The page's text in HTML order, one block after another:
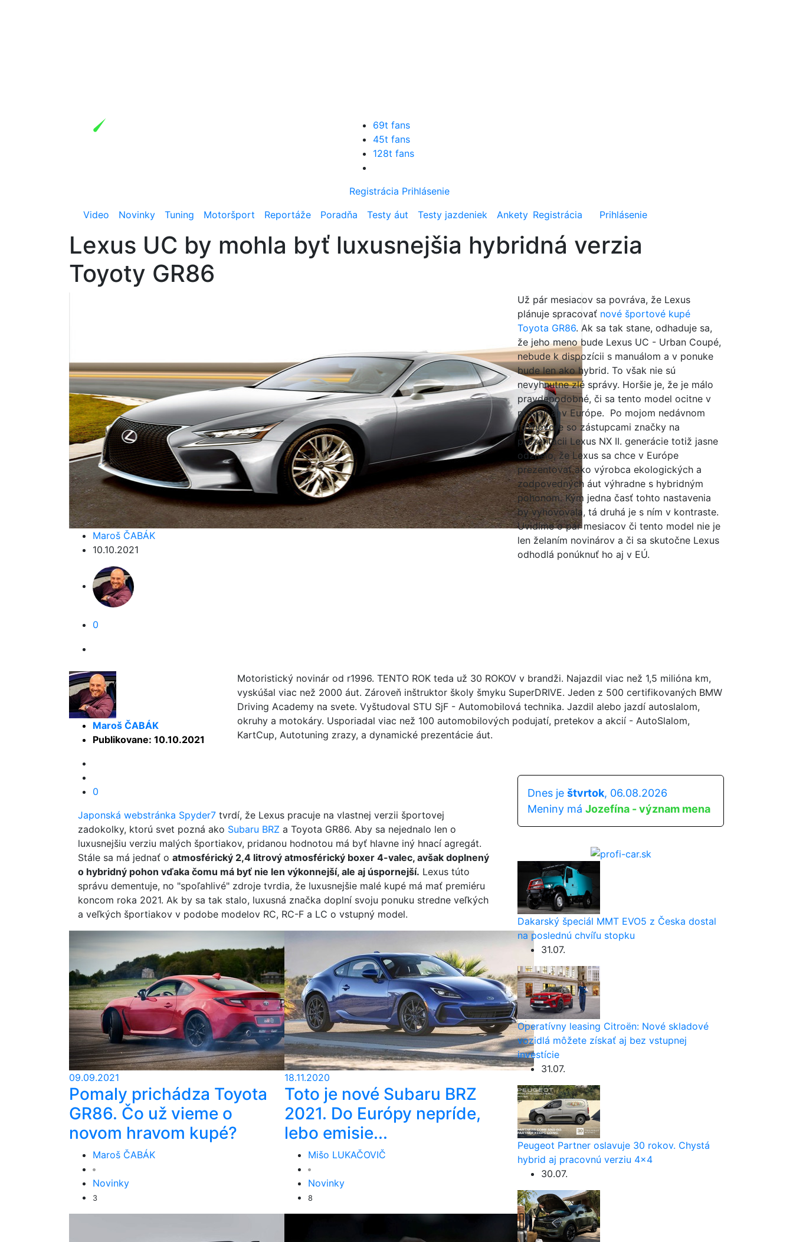
69t fans
45t fans
128t fans
Registrácia Prihlásenie
Video
Novinky Tuning Motoršport Reportáže Poradňa Testy áut Testy jazdeniek Ankety Registrácia Prihlásenie
Lexus UC by mohla byť luxusnejšia hybridná verzia
Toyoty GR86
Maroš ČABÁK
10.10.2021
0
Už pár mesiacov sa povráva, že Lexus
plánuje spracovať nové športové kupé
Toyota GR86. Ak sa tak stane, odhaduje sa,
že jeho meno bude Lexus UC - Urban Coupé,
nebude k dispozícii s manuálom a v ponuke
bude len ako hybrid. To však nie sú
nevyhnutne zlé správy. Horšie je, že je málo
pravdepodobné, či sa tento model ocitne v
predaji aj v Európe. Po mojom nedávnom
rozhovore so zástupcami značky na
prezentácii Lexus NX II. generácie totiž jasne
odznelo, že Lexus sa chce v Európe
prezentovať ako výrobca ekologických a
zodpovedných áut výhradne s hybridným
pohonom. Kým jedna časť tohto nastavenia
by vyhovovala, tá druhá je s ním v kontraste.
Uvidíme o pár mesiacov či tento model nie je
len želaním novinárov a či sa skutočne Lexus
odhodlá ponúknuť ho aj v EÚ.
Maroš ČABÁK
Publikovane: 10.10.2021
Motoristický novinár od r1996. TENTO ROK teda už 30 ROKOV v brandži. Najazdil viac než 1,5 milióna km,
vyskúšal viac než 2000 áut. Zároveň inštruktor školy šmyku SuperDRIVE. Jeden z 500 certifikovaných BMW
Driving Academy na svete. Vyštudoval STU SjF - Automobilová technika. Jazdil alebo jazdí autoslalom,
okruhy a motokáry. Usporiadal viac než 100 automobilových podujatí, pretekov a akcií - AutoSlalom,
KartCup, Autotuning zrazy, a dynamické prezentácie áut.
0
Japonská webstránka Spyder7 tvrdí, že Lexus pracuje na vlastnej verzii športovej
zadokolky, ktorú svet pozná ako Subaru BRZ a Toyota GR86. Aby sa nejednalo len o
luxusnejšiu verziu malých športiakov, pridanou hodnotou má byť hlavne iný hnací agregát.
Stále sa má jednať o atmosférický 2,4 litrový atmosférický boxer 4-valec, avšak doplnený
o hybridný pohon vďaka čomu má byť nie len výkonnejší, ale aj úspornejší. Lexus túto
správu dementuje, no "spoľahlivé" zdroje tvrdia, že luxusnejšie malé kupé má mať premiéru
koncom roka 2021. Ak by sa tak stalo, luxusná značka doplní svoju ponuku stredne veľkých
a veľkých športiakov v podobe modelov RC, RC-F a LC o vstupný model.
09.09.2021
Pomaly prichádza Toyota
GR86. Čo už vieme o
novom hravom kupé?
Maroš ČABÁK
Novinky
3
18.11.2020
Toto je nové Subaru BRZ
2021. Do Európy nepríde,
lebo emisie...
Mišo LUKAČOVIČ
Novinky
8
Dnes je štvrtok, 06.08.2026
Meniny má Jozefína - význam mena
Dakarský špeciál MMT EVO5 z Česka dostal
na poslednú chvíľu stopku
31.07.
Operatívny leasing Citroën: Nové skladové
vozidlá môžete získať aj bez vstupnej
investície
31.07.
Peugeot Partner oslavuje 30 rokov. Chystá
hybrid aj pracovnú verziu 4×4
30.07.